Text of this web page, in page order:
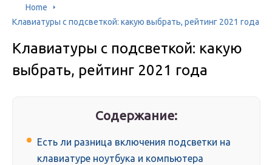
Home
Клавиатуры с подсветкой: какую выбрать, рейтинг 2021 года
Клавиатуры с подсветкой: какую
выбрать, рейтинг 2021 года
Содержание:
Есть ли разница включения подсветки на
клавиатуре ноутбука и компьютера